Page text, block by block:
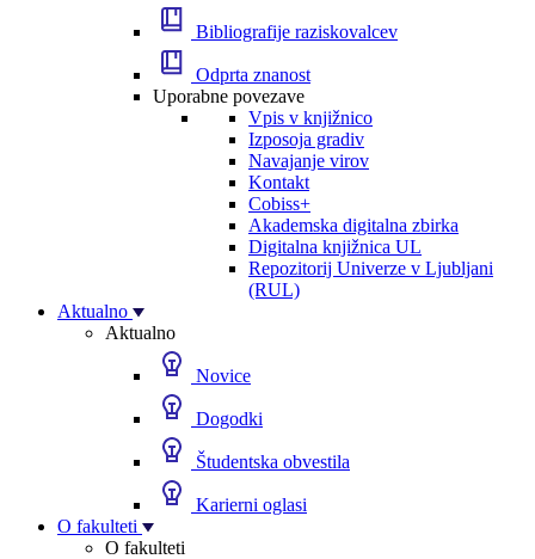
Bibliografije raziskovalcev
Odprta znanost
Uporabne povezave
Vpis v knjižnico
Izposoja gradiv
Navajanje virov
Kontakt
Cobiss+
Akademska digitalna zbirka
Digitalna knjižnica UL
Repozitorij Univerze v Ljubljani
(RUL)
Aktualno
Aktualno
Novice
Dogodki
Študentska obvestila
Karierni oglasi
O fakulteti
O fakulteti